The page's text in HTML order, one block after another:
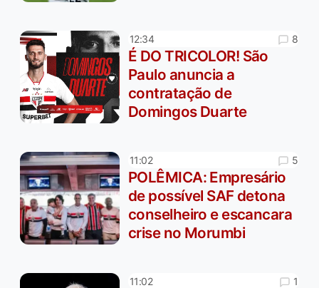
12:34 8
É DO TRICOLOR! São
Paulo anuncia a
contratação de
Domingos Duarte
11:02 5
POLÊMICA: Empresário
de possível SAF detona
conselheiro e escancara
crise no Morumbi
11:02 1